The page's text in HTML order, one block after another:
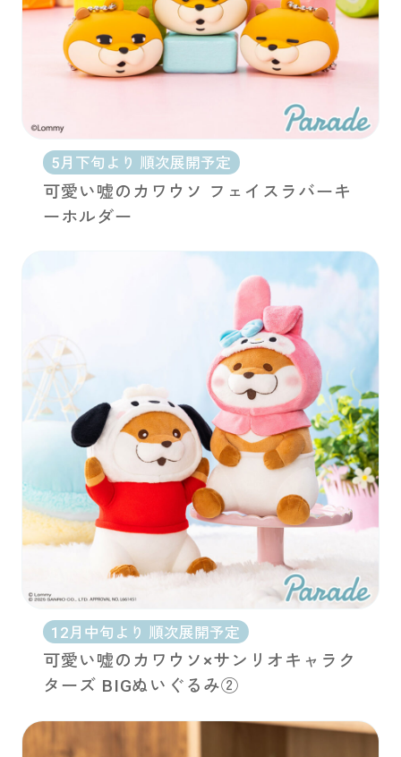
5月下旬より 順次展開予定
可愛い嘘のカワウソ フェイスラバーキ
ーホルダー
12月中旬より 順次展開予定
可愛い嘘のカワウソ×サンリオキャラク
ターズ BIGぬいぐるみ②